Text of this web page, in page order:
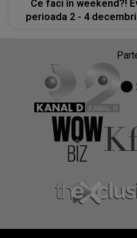
Ce faci în weekend?!
perioada 2 - 4